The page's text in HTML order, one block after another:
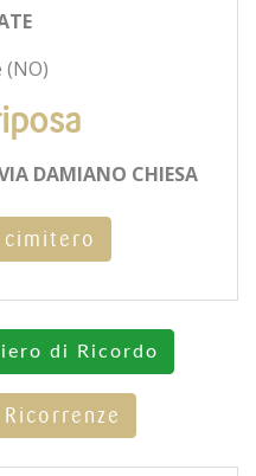
(NO)
DAMIANO CHIESA
di Ricordo